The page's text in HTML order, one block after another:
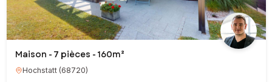
Maison - 7 pièces - 160m²
Hochstatt(68720)